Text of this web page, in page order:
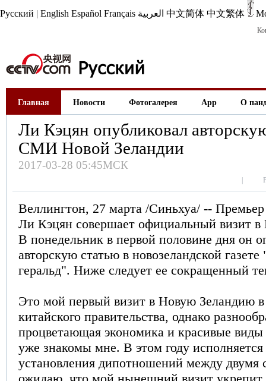
Русский | English Español Français العربية 中文简体 中文繁体
Главная Новости Фотогалерея App О
Ли Кэцян опубликовал
СМИ Новой Зеландии
2017-03-28 05:45МСК
Веллингтон, 27 марта /Синьхуа/ --
Ли Кэцян совершает официальный визит
В понедельник в первой половине дня он
авторскую статью в новозеландской
геральд". Ниже следует ее сокращенный
Это мой первый визит в Новую Зеландию в
китайского правительства, однако
процветающая экономика и красивые
уже знакомы мне. В этом году
установления дипотношений между двумя